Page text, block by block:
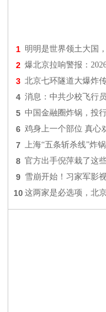
1 明明是世界领土大国
2 爆北京拉响警报：
3 北京七环隧道大爆炸
4 消息：中共少校飞行
5 中国金融圈炸锅，投
6 鸡身上一个部位 真心
7 上海“五条斩杀线”炸锅
8 官方出手倪萍栽了这
9 雪崩开始！习家军影
10 这两家是必选项，北